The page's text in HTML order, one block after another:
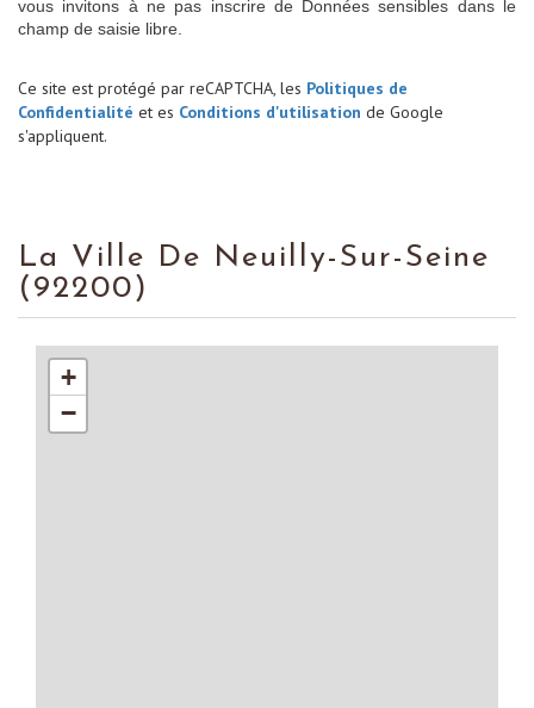
vous invitons à ne pas inscrire de Données sensibles dans le
champ de saisie libre.
Ce site est protégé par reCAPTCHA, les Politiques de
Confidentialité et es Conditions d'utilisation de Google
s'appliquent.
La Ville De Neuilly-Sur-Seine
(92200)
+
−